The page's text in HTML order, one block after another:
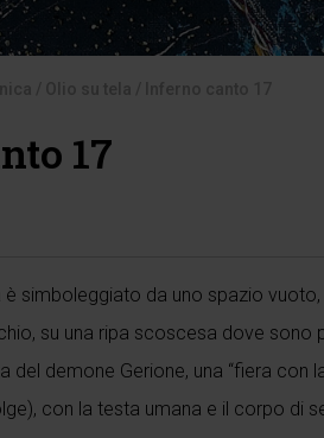
17
è simboleggiato da uno spazio
su una ripa scoscesa dove sono
del demone Gerione, una “fiera con
con la testa umana e il corpo di